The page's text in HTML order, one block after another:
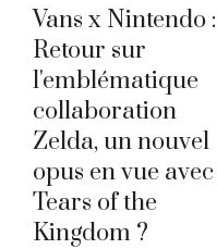
Vans x Nintendo :
Retour sur
l'emblématique
collaboration
Zelda, un nouvel
opus en vue avec
Tears of the
Kingdom ?